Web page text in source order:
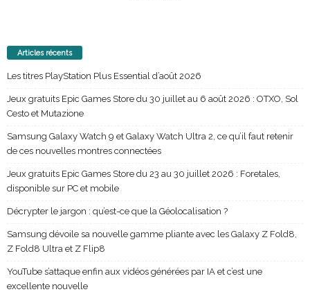
Articles récents
Les titres PlayStation Plus Essential d’août 2026
Jeux gratuits Epic Games Store du 30 juillet au 6 août 2026 : OTXO, Sol
Cesto et Mutazione
Samsung Galaxy Watch 9 et Galaxy Watch Ultra 2, ce qu’il faut retenir
de ces nouvelles montres connectées
Jeux gratuits Epic Games Store du 23 au 30 juillet 2026 : Foretales,
disponible sur PC et mobile
Décrypter le jargon : qu’est-ce que la Géolocalisation ?
Samsung dévoile sa nouvelle gamme pliante avec les Galaxy Z Fold8,
Z Fold8 Ultra et Z Flip8
YouTube s’attaque enfin aux vidéos générées par IA et c’est une
excellente nouvelle